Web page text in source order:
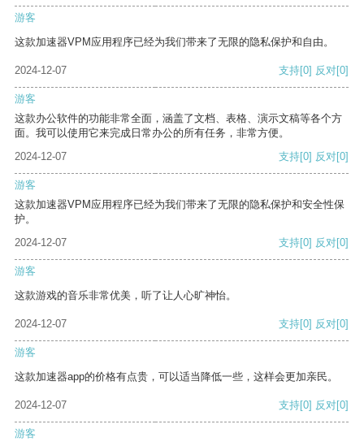
游客
这款加速器VPM应用程序已经为我们带来了无限的隐私保护和自由。
2024-12-07 支持[0] 反对[0]
游客
这款办公软件的功能非常全面，涵盖了文档、表格、演示文稿等各个方
面。我可以使用它来完成日常办公的所有任务，非常方便。
2024-12-07
支持[0] 反对[0]
游客
这款加速器VPM应用程序已经为我们带来了无限的隐私保护和安全性保
护。
2024-12-07
支持[0] 反对[0]
游客
这款游戏的音乐非常优美，听了让人心旷神怡。
2024-12-07 支持[0] 反对[0]
游客
这款加速器app的价格有点贵，可以适当降低一些，这样会更加亲民。
2024-12-07 支持[0] 反对[0]
游客